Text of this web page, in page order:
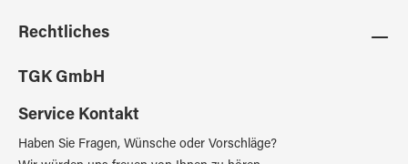
Rechtliches
TGK GmbH
Service Kontakt
Haben Sie Fragen, Wünsche oder Vorschläge?